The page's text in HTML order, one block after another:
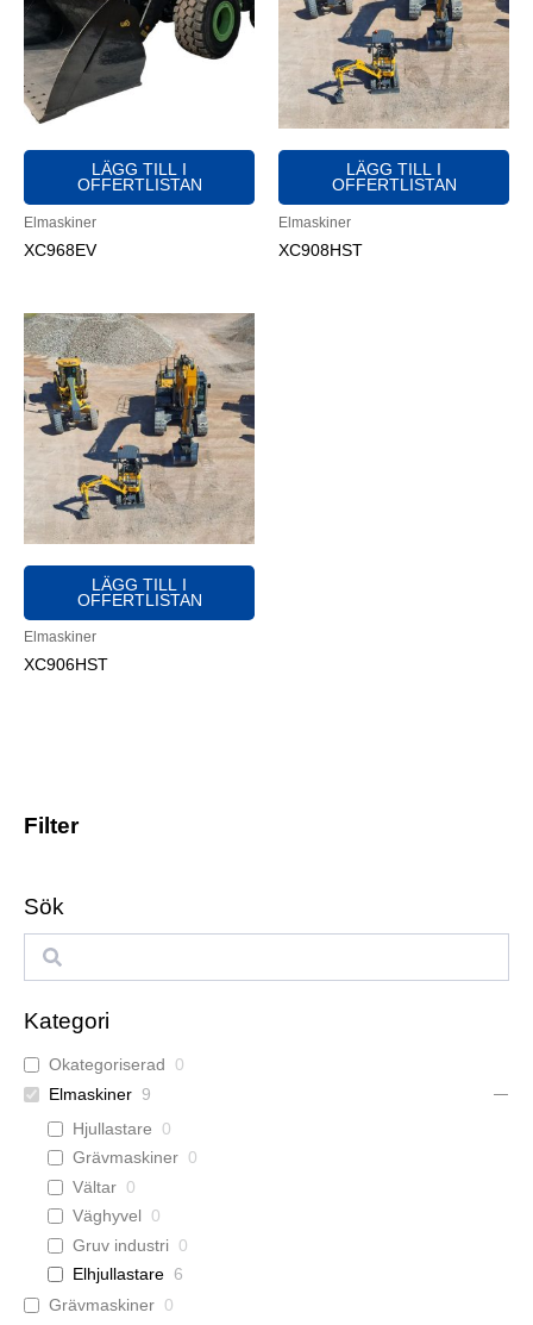
LÄGG TILL I
OFFERTLISTAN
Elmaskiner
XC968EV
LÄGG TILL I
OFFERTLISTAN
Elmaskiner
XC908HST
LÄGG TILL I
OFFERTLISTAN
Elmaskiner
XC906HST
Filter
Sök
e
a
c
Kategori
Okategoriserad
0
Elmaskiner 9
Hjullastare
0
Grävmaskiner 0
Vältar 0
Väghyvel
0
Gruv industri
0
Elhjullastare 6
Grävmaskiner 0